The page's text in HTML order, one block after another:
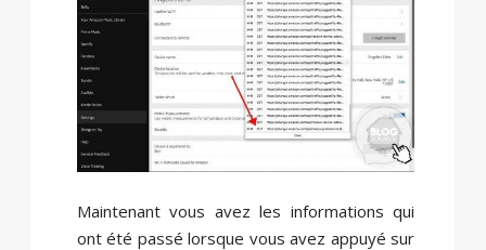
Maintenant vous avez les informations qui
ont été passé lorsque vous avez appuyé sur